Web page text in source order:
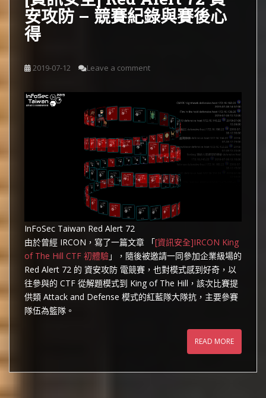
安攻防 – 競賽紀錄與賽後心
得
2019-07-12 Leave a comment
InFoSec Taiwan Red Alert 72
由於曾經 IRCON，寫了一篇文章 「[資訊安全]IRCON King
of The Hill CTF 初體驗」，隨後被邀請一同參加企業級場的
Red Alert 72 的 資安攻防 電競賽，也對模式感到好奇，以
往參與的 CTF 從解題模式到 King of The Hill，該次比賽提
供類 Attack and Defense 模式的紅藍隊大隊抗，主要參賽
隊伍為籃隊。
READ MORE